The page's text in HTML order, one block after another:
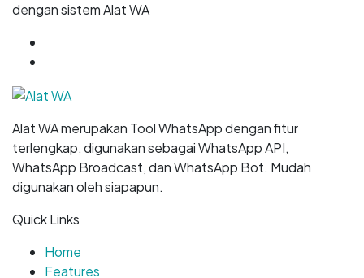
dengan sistem Alat WA
Alat WA merupakan Tool WhatsApp dengan fitur
terlengkap, digunakan sebagai WhatsApp API,
WhatsApp Broadcast, dan WhatsApp Bot. Mudah
digunakan oleh siapapun.
Quick Links
Home
Features